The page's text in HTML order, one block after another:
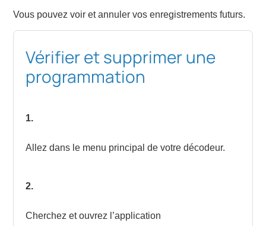
Vous pouvez voir et annuler vos enregistrements futurs.
Vérifier et supprimer une
programmation
1.
Allez dans le menu principal de votre décodeur.
2.
Cherchez et ouvrez l’application